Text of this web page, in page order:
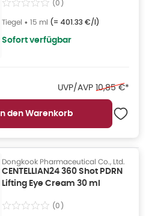
(0)
Tiegel • 15 ml (= 401.33 €/l)
Sofort verfügbar
UVP/AVP Ehemaliger
10,85 €*
In den Warenkorb
Dongkook Pharmaceutical Co., Ltd.
CENTELLIAN24 360 Shot PDRN
Lifting Eye Cream 30 ml
(0)